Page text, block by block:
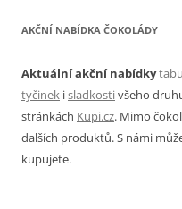
AKČNÍ NABÍDKA ČOKOLÁDY
Aktuální akční nabídky
tyčinek isladkostivšeho
stránkách Kupi.cz. Mimo
dalších produktů. S námi
kupujete.